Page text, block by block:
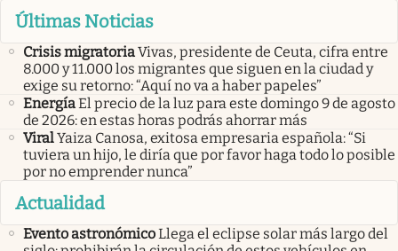
Últimas Noticias
Crisis migratoriaVivas, presidente de Ceuta, cifra entre
8.000 y 11.000 los migrantes que siguen en la ciudad y
exige su retorno: “Aquí no va a haber papeles”
EnergíaEl precio de la luz para este domingo 9 de agosto
de 2026: en estas horas podrás ahorrar más
ViralYaiza Canosa, exitosa empresaria española: “Si
tuviera un hijo, le diría que por favor haga todo lo posible
por no emprender nunca”
Actualidad
Evento astronómicoLlega el eclipse solar más largo del